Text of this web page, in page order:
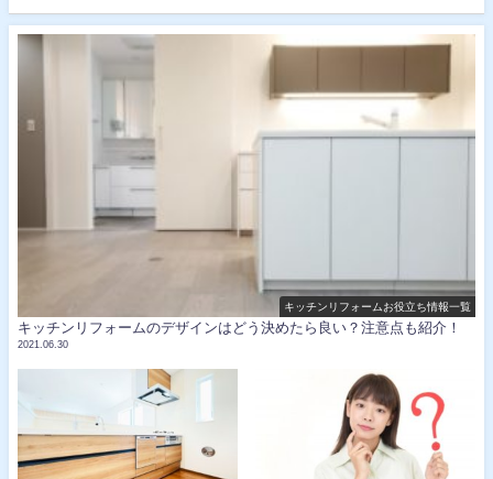
キッチンリフォームお役立ち情報一覧
キッチンリフォームのデザインはどう決めたら良い？注意点も紹介！
2021.06.30